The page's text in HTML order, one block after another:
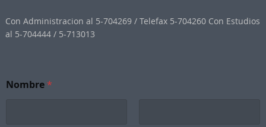
Con Administracion al 5-704269 / Telefax 5-704260 Con Estudios
al 5-704444 / 5-713013
Nombre*